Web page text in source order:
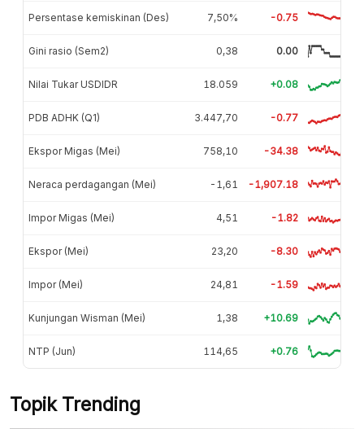
Persentase kemiskinan (Des) 7,50% -0.75
Gini rasio (Sem2) 0,38 0.00
Nilai Tukar USDIDR 18.059 +0.08
PDB ADHK (Q1) 3.447,70 -0.77
Ekspor Migas (Mei) 758,10 -34.38
Neraca perdagangan (Mei) -1,61 -1,907.18
Impor Migas (Mei) 4,51 -1.82
Ekspor (Mei) 23,20 -8.30
Impor (Mei) 24,81 -1.59
Kunjungan Wisman (Mei) 1,38 +10.69
NTP (Jun) 114,65 +0.76
Topik Trending